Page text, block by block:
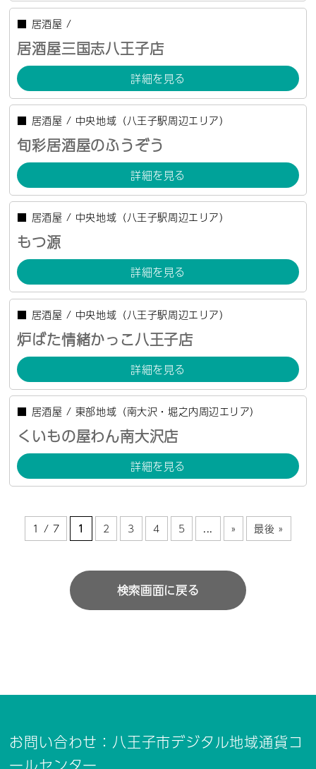
■ 居酒屋 /
居酒屋三国志八王子店
詳細を見る
■ 居酒屋 / 中央地域（八王子駅周辺エリア）
旬彩居酒屋のふうぞう
詳細を見る
■ 居酒屋 / 中央地域（八王子駅周辺エリア）
もつ源
詳細を見る
■ 居酒屋 / 中央地域（八王子駅周辺エリア）
炉ばた情緒かっこ八王子店
詳細を見る
■ 居酒屋 / 東部地域（南大沢・堀之内周辺エリア）
くいもの屋わん南大沢店
詳細を見る
1 / 7 1 2 3 4 5 ... » 最後 »
検索画面に戻る
お問い合わせ：八王子市デジタル地域通貨コ